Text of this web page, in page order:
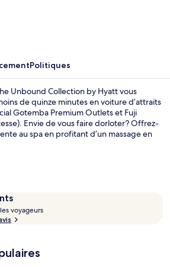
Politiques
Unbound Collection by Hyatt vous
de quinze minutes en voiture d’attraits
Gotemba Premium Outlets et Fuji
Envie de vous faire dorloter? Offrez-
au spa en profitant d’un massage en
italienne de TROFEO イタリアン, un des
le dîner et le souper. Parmi les
à cet hôtel de luxe figurent une piscine
un centre d’entraînement physique
autres voyageurs apprécient vraiment le
voyageurs